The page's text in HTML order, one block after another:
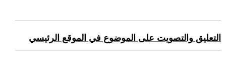
التعليق والتصويت على الموضوع في الموقع الرئيسي